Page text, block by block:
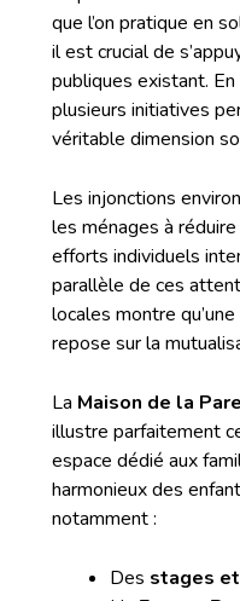
que l’on pratique en
il est crucial de
publiques existant.
plusieurs initiatives
véritable dimension
Les injonctions
les ménages à
efforts individuels
parallèle de ces
locales montre
repose sur la
La Maison de la
illustre parfaitement
espace dédié aux
harmonieux des
notamment :
Des stages